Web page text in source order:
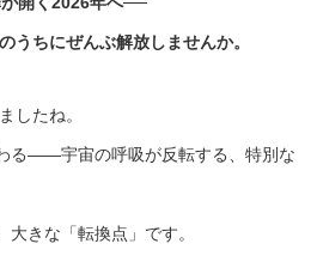
うちにぜんぶ解放しませんか。
したね。
る――宇宙の呼吸が反転する、特別な
きな「転換点」です。